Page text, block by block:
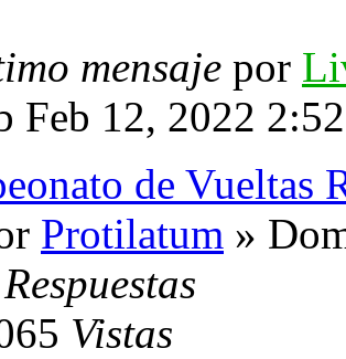
mensaje por
Feb 12, 2022
de Vueltas
Protilatum »
Respuestas
Vistas